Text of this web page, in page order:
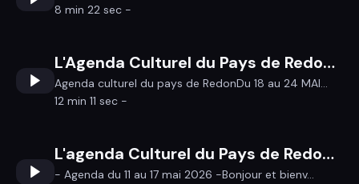
8 min 22 sec -
L'Agenda Culturel du Pays de Redon du 18 au 24 mai 2026
Agenda culturel du pays de RedonDu 18 au 24 MAI...
12 min 11 sec -
L'agenda Culturel du Pays de Redon du 11 au 17 mai 2026
- Agenda du 11 au 17 mai 2026 -Bonjour et bienv...